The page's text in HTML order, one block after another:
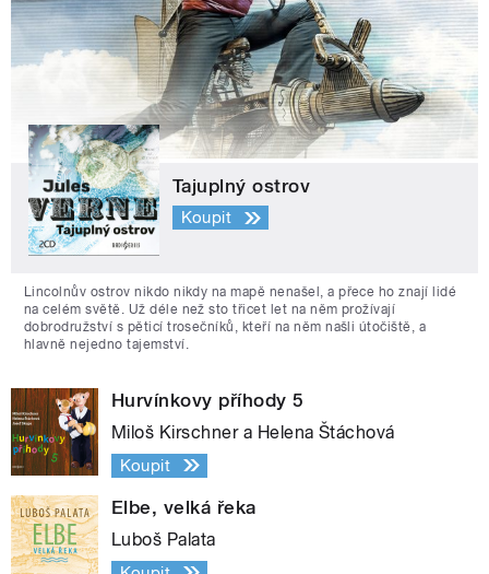
Tajuplný ostrov
Koupit
Lincolnův ostrov nikdo nikdy na mapě nenašel, a přece ho znají lidé
na celém světě. Už déle než sto třicet let na něm prožívají
dobrodružství s pěticí trosečníků, kteří na něm našli útočiště, a
hlavně nejedno tajemství.
Hurvínkovy příhody 5
Miloš Kirschner a Helena Štáchová
Koupit
Elbe, velká řeka
Luboš Palata